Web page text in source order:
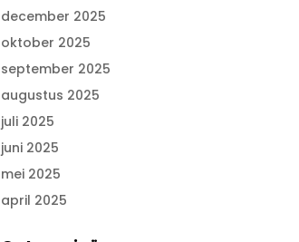
december 2025
oktober 2025
september 2025
augustus 2025
juli 2025
juni 2025
mei 2025
april 2025